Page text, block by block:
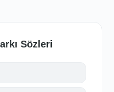
Sözleri